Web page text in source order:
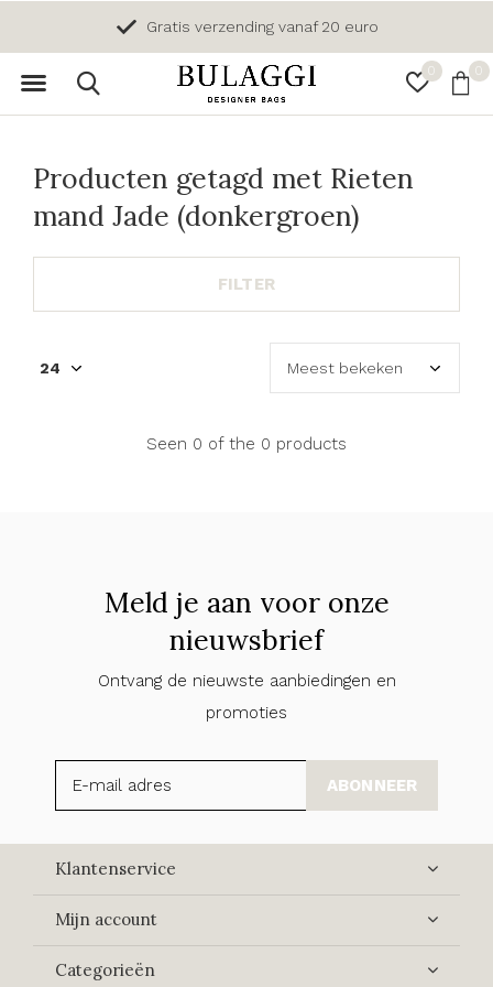
0 0
Gratis verzending vanaf 20 euro
Producten getagd met Rieten
mand Jade (donkergroen)
FILTER
Seen 0 of the 0 products
Meld je aan voor onze
nieuwsbrief
Ontvang de nieuwste aanbiedingen en
promoties
ABONNEER
Klantenservice
Mijn account
Categorieën